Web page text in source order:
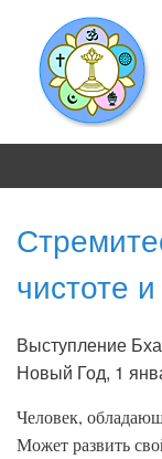
Сатья
чистоте
Выступление
Новый Год, 1
Человек,
Может развить